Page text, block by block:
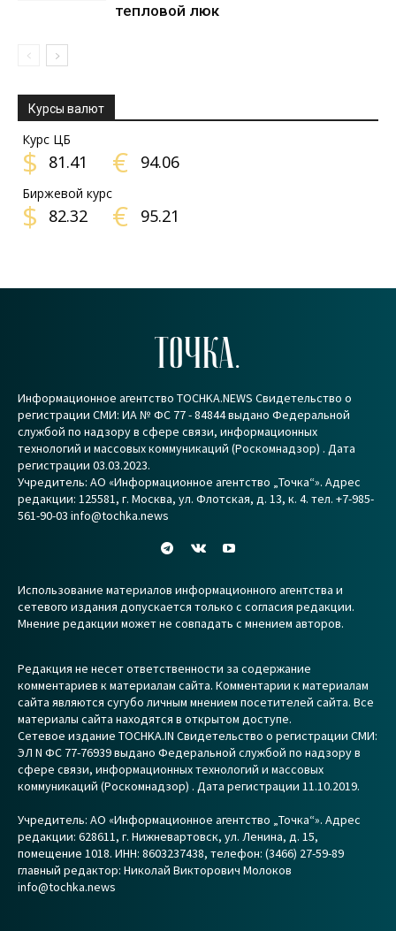
тепловой люк
Курсы валют
Курс ЦБ
$ 81.41 € 94.06
Биржевой курс
$ 82.32 € 95.21
ТОЧКА.
Информационное агентство TOCHKA.NEWS Свидетельство о
регистрации СМИ: ИА № ФС 77 - 84844 выдано Федеральной
службой по надзору в сфере связи, информационных
технологий и массовых коммуникаций (Роскомнадзор) . Дата
регистрации 03.03.2023.
Учредитель: АО «Информационное агентство „Точка“». Адрес
редакции: 125581, г. Москва, ул. Флотская, д. 13, к. 4. тел. +7-985-
561-90-03 info@tochka.news
Использование материалов информационного агентства и
сетевого издания допускается только с согласия редакции.
Мнение редакции может не совпадать с мнением авторов.
Редакция не несет ответственности за содержание
комментариев к материалам сайта. Комментарии к материалам
сайта являются сугубо личным мнением посетителей сайта. Все
материалы сайта находятся в открытом доступе.
Сетевое издание TOCHKA.IN Свидетельство о регистрации СМИ:
ЭЛ N ФС 77-76939 выдано Федеральной службой по надзору в
сфере связи, информационных технологий и массовых
коммуникаций (Роскомнадзор) . Дата регистрации 11.10.2019.
Учредитель: АО «Информационное агентство „Точка“». Адрес
редакции: 628611, г. Нижневартовск, ул. Ленина, д. 15,
помещение 1018. ИНН: 8603237438, телефон: (3466) 27-59-89
главный редактор: Николай Викторович Молоков
info@tochka.news